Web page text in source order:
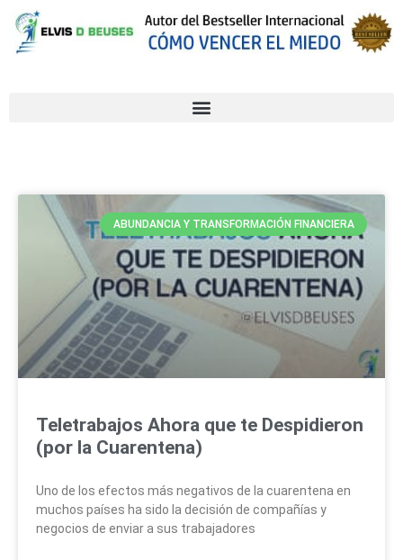
ABUNDANCIA Y TRANSFORMACIÓN FINANCIERA
Teletrabajos Ahora que te Despidieron
(por la Cuarentena)
Uno de los efectos más negativos de la cuarentena en
muchos países ha sido la decisión de compañías y
negocios de enviar a sus trabajadores